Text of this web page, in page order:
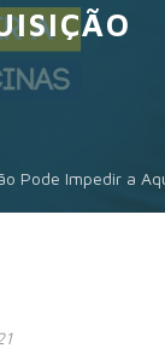
Pode Impedir a